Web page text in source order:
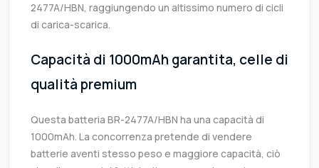
2477A/HBN, raggiungendo un altissimo numero di cicli
di carica-scarica.
Capacità di 1000mAh garantita, celle di
qualità premium
Questa batteria BR-2477A/HBN ha una capacità di
1000mAh. La concorrenza pretende di vendere
batterie aventi stesso peso e maggiore capacità, ciò